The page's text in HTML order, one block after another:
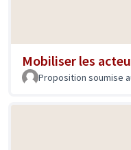
Mobiliser les
Proposition soumise